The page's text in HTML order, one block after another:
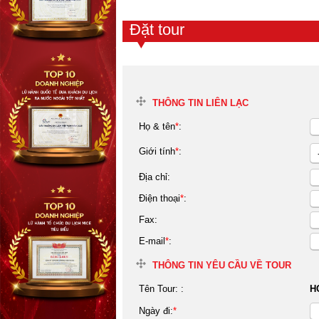
Đặt tour
THÔNG TIN LIÊN LẠC
Họ & tên*:
Giới tính*:
Địa chỉ:
Điện thoại*:
Fax:
E-mail *:
THÔNG TIN YÊU CẦU VỀ TOUR
Tên Tour: :
Ngày đi:*